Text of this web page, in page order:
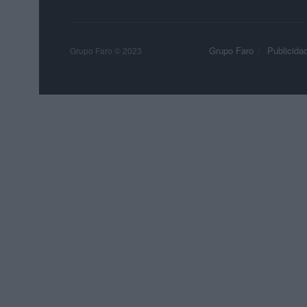
Grupo Faro Publicidad
Grupo Faro © 2023